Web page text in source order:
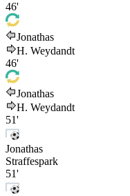
46'
Jonathas
H. Weydandt
46'
Jonathas
H. Weydandt
51'
Jonathas
Straffespark
51'